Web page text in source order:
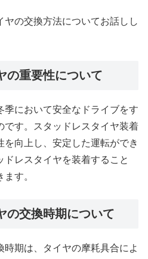
の交換方法についてお話しし
の重要性について
季において安全なドライブをす
です。スタッドレスタイヤ装着
を向上し、安定した運転ができ
ドレスタイヤを装着すること
す。
の交換時期について
時期は、タイヤの摩耗具合によ